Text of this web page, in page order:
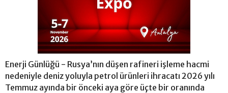
Enerji Günlüğü - Rusya’nın düşen rafineri işleme hacmi
nedeniyle deniz yoluyla petrol ürünleri ihracatı 2026 yılı
Temmuz ayında bir önceki aya göre üçte bir oranında